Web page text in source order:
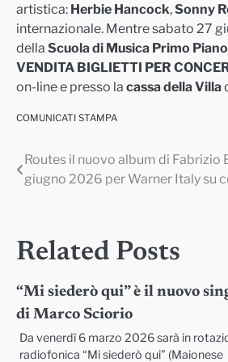
artistica: Herbie Hancock,Sonny
internazionale. Mentre sabato 27
della Scuola di Musica Primo Piano
VENDITA BIGLIETTI PER
on-line e presso la cassa della Villa
COMUNICATI STAMPA
Navigazione
Routes il nuovo album di Fabrizio
giugno 2026 per Warner Italy su
Related Posts
“Mi siederò qui” è il nuovo
di Marco Sciorio
Da venerdì 6 marzo 2026 sarà in
radiofonica “Mi siederò qui” (Maionese